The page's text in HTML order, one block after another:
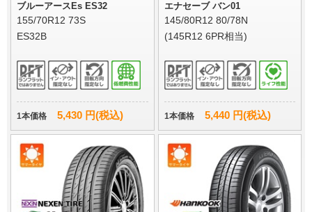
ブルーアースEs ES32
155/70R12 73S
ES32B
1本価格 5,430 円(税込)
エナセーブ バン01
145/80R12 80/78N
(145R12 6PR相当)
1本価格 5,440 円(税込)